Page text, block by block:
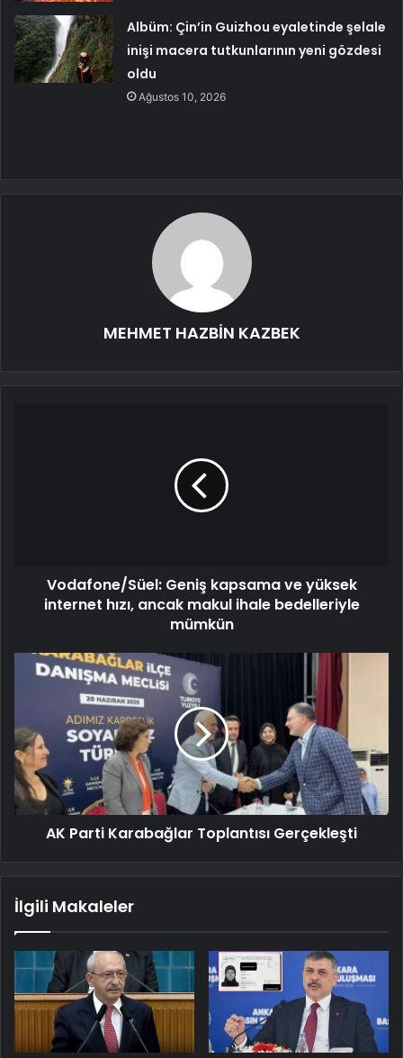
Albüm: Çin’in Guizhou eyaletinde şelale
inişi macera tutkunlarının yeni gözdesi
oldu
Ağustos 10, 2026
MEHMET HAZBİN KAZBEK
Vodafone/Süel: Geniş kapsama ve yüksek
internet hızı, ancak makul ihale bedelleriyle
mümkün
AK Parti Karabağlar Toplantısı Gerçekleşti
İlgili Makaleler